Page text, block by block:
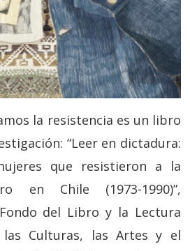
la resistencia es un libro
“Leer en dictadura:
que resistieron a la
en Chile (1973-1990)”,
del Libro y la Lectura
Culturas, las Artes y el